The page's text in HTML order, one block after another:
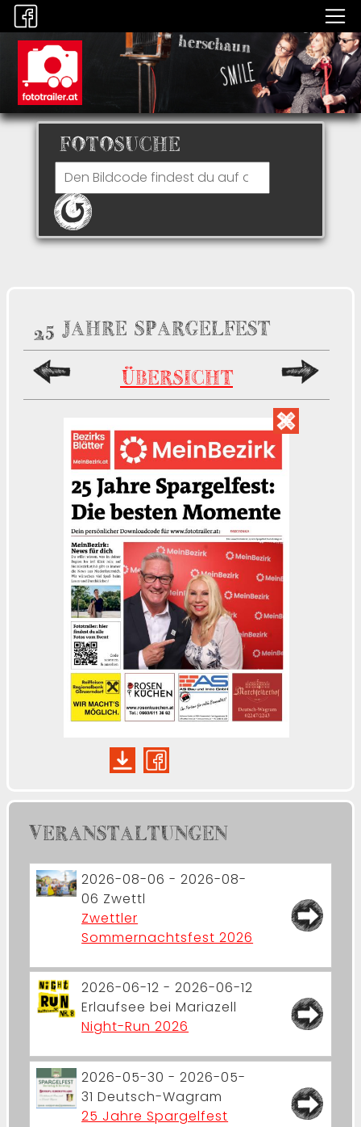
FOTOSUCHE
25 JAHRE SPARGELFEST
ÜBERSICHT
VERANSTALTUNGEN
2026-08-06 - 2026-08-
06 Zwettl
Zwettler
Sommernachtsfest 2026
2026-06-12 - 2026-06-12
Erlaufsee bei Mariazell
Night-Run 2026
2026-05-30 - 2026-05-
31 Deutsch-Wagram
25 Jahre Spargelfest